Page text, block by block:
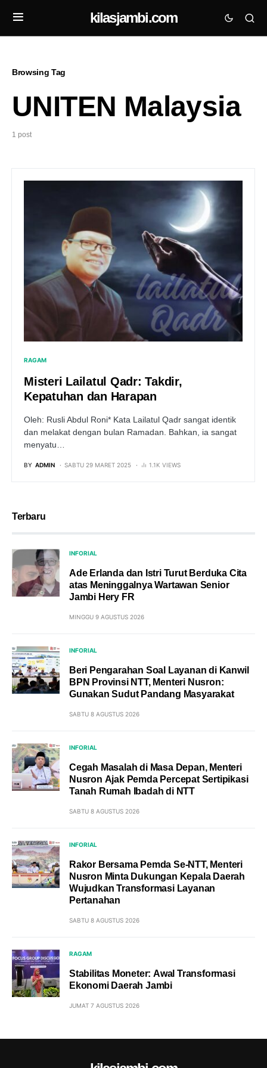
kilasjambi.com
Browsing Tag
UNITEN Malaysia
1 post
RAGAM
Misteri Lailatul Qadr: Takdir,
Kepatuhan dan Harapan
Oleh: Rusli Abdul Roni* Kata Lailatul Qadr sangat identik
dan melakat dengan bulan Ramadan. Bahkan, ia sangat
menyatu…
BY ADMIN SABTU 29 MARET 2025 1.1K VIEWS
Terbaru
INFORIAL
Ade Erlanda dan Istri Turut Berduka Cita
atas Meninggalnya Wartawan Senior
Jambi Hery FR
MINGGU 9 AGUSTUS 2026
INFORIAL
Beri Pengarahan Soal Layanan di Kanwil
BPN Provinsi NTT, Menteri Nusron:
Gunakan Sudut Pandang Masyarakat
SABTU 8 AGUSTUS 2026
INFORIAL
Cegah Masalah di Masa Depan, Menteri
Nusron Ajak Pemda Percepat Sertipikasi
Tanah Rumah Ibadah di NTT
SABTU 8 AGUSTUS 2026
INFORIAL
Rakor Bersama Pemda Se-NTT, Menteri
Nusron Minta Dukungan Kepala Daerah
Wujudkan Transformasi Layanan
Pertanahan
SABTU 8 AGUSTUS 2026
RAGAM
Stabilitas Moneter: Awal Transformasi
Ekonomi Daerah Jambi
JUMAT 7 AGUSTUS 2026